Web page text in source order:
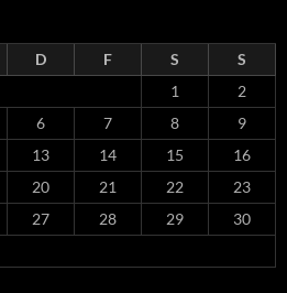
D F S
S
1
2
6 7 8
9
13 14 15
16
20 21 22
23
27 28 29
30